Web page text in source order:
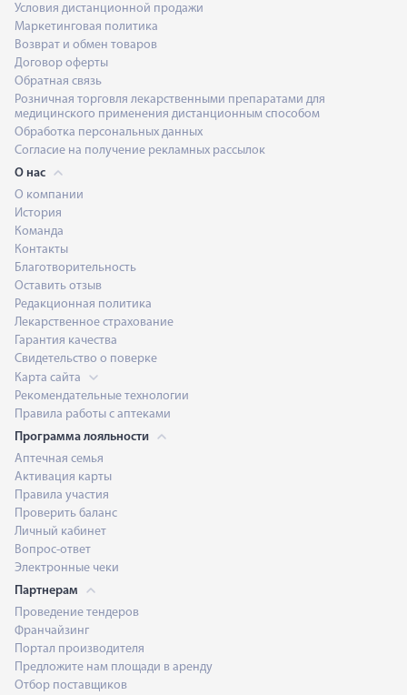
Условия дистанционной продажи
Маркетинговая политика
Возврат и обмен товаров
Договор оферты
Обратная связь
Розничная торговля лекарственными препаратами для
медицинского применения дистанционным способом
Обработка персональных данных
Согласие на получение рекламных рассылок
О нас
О компании
История
Команда
Контакты
Благотворительность
Оставить отзыв
Редакционная политика
Лекарственное страхование
Гарантия качества
Свидетельство о поверке
Карта сайта
Рекомендательные технологии
Правила работы с аптеками
Программа лояльности
Аптечная семья
Активация карты
Правила участия
Проверить баланс
Личный кабинет
Вопрос-ответ
Электронные чеки
Партнерам
Проведение тендеров
Франчайзинг
Портал производителя
Предложите нам площади в аренду
Отбор поставщиков